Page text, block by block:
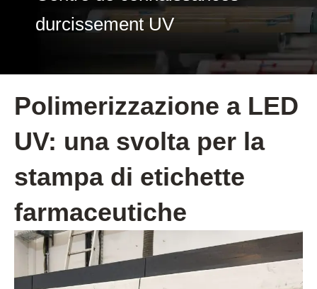
durcissement UV
Polimerizzazione a LED
UV: una svolta per la
stampa di etichette
farmaceutiche